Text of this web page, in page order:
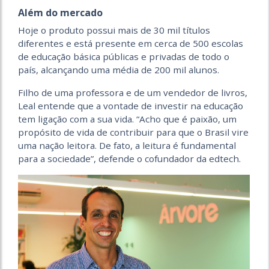
Além do mercado
Hoje o produto possui mais de 30 mil títulos
diferentes e está presente em cerca de 500 escolas
de educação básica públicas e privadas de todo o
país, alcançando uma média de 200 mil alunos.
Filho de uma professora e de um vendedor de livros,
Leal entende que a vontade de investir na educação
tem ligação com a sua vida. “Acho que é paixão, um
propósito de vida de contribuir para que o Brasil vire
uma nação leitora. De fato, a leitura é fundamental
para a sociedade”, defende o cofundador da edtech.